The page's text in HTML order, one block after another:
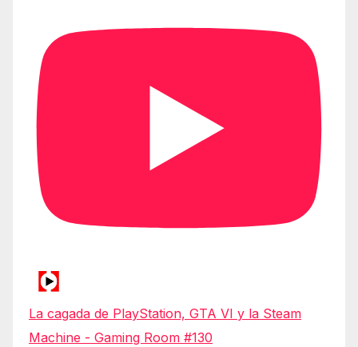
La cagada de PlayStation, GTA VI y la Steam
Machine - Gaming Room #130